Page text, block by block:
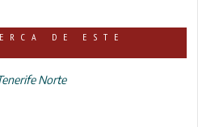
DE ESTE
Norte